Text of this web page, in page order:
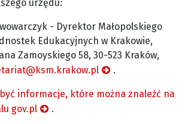
urzędu:
- Dyrektor Małopolskiego
Edukacyjnych w Krakowie,
Zamoyskiego 58, 30-523 Kraków,
.
informacje, które można znaleźć na
gov.pl
.